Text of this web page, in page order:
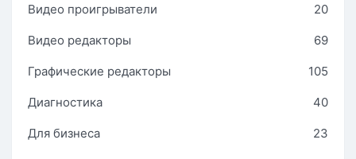
Видео проигрыватели 20
Видео редакторы 69
Графические редакторы 105
Диагностика 40
Для бизнеса 23